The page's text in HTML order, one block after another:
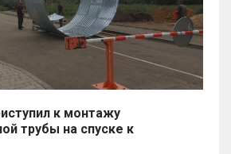
к монтажу
трубы на спуске к